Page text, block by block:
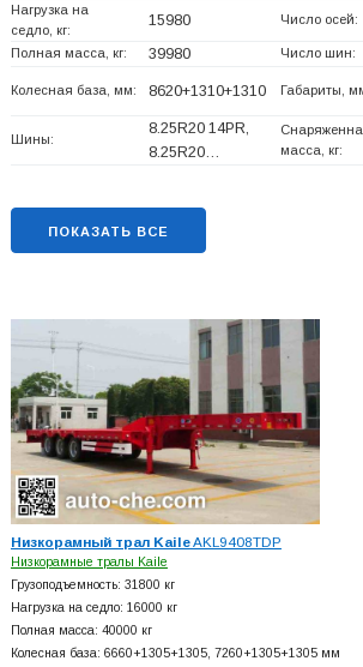
Нагрузка на
седло, кг:
15980 Число осей:
Полная масса, кг: 39980 Число шин:
Колесная база, мм: 8620+1310+1310 Габариты,
Шины:
8.25R20 14PR,
8.25R20…
масса, кг:
ПОКАЗАТЬ ВСЕ
Низкорамный трал KaileAKL9408TDP
Низкорамные тралы Kaile
Грузоподъемность: 31800 кг
Нагрузка на седло: 16000 кг
Полная масса: 40000 кг
Колесная база: 6660+1305+1305, 7260+1305+1305 мм